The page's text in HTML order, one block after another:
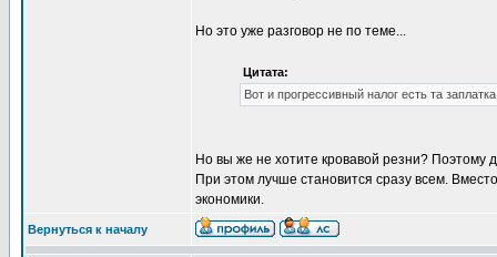
Но это уже разговор не по теме...
Цитата:
Вот и прогрессивный налог есть та
Но вы же не хотите кровавой резни? Поэтому
При этом лучше становится сразу всем.
экономики.
Вернуться к началу